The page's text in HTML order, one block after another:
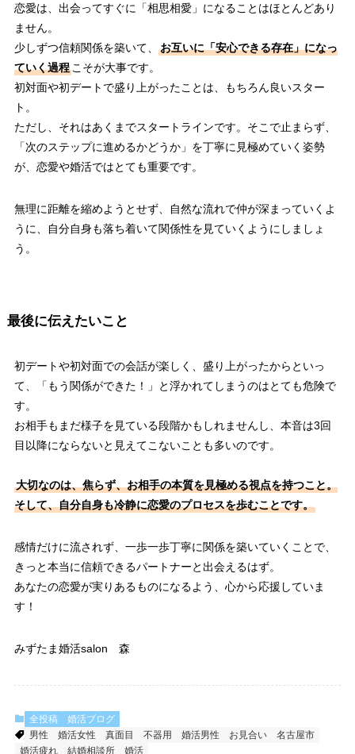
恋愛は、出会ってすぐに「相思相愛」になることはほとんどあり
ません。
少しずつ信頼関係を築いて、
お互いに「安心できる存在」になっ
ていく過程こそが大事です。
初対面や初デートで盛り上がったことは、もちろん良いスター
ト。
ただし、それはあくまでスタートラインです。そこで止まらず、
「次のステップに進めるかどうか」を丁寧に見極めていく姿勢
が、恋愛や婚活ではとても重要です。
無理に距離を縮めようとせず、自然な流れで仲が深まっていくよ
うに、自分自身も落ち着いて関係性を見ていくようにしましょ
う。
最後に伝えたいこと
初デートや初対面での会話が楽しく、盛り上がったからといっ
て、「もう関係ができた！」と浮かれてしまうのはとても危険で
す。
お相手もまだ様子を見ている段階かもしれませんし、本音は3回
目以降にならないと見えてこないことも多いのです。
大切なのは、焦らず、お相手の本質を見極める視点を持つこと。
そして、自分自身も冷静に恋愛のプロセスを歩むことです。
感情だけに流されず、一歩一歩丁寧に関係を築いていくことで、
きっと本当に信頼できるパートナーと出会えるはず。
あなたの恋愛が実りあるものになるよう、心から応援していま
す！
みずたま婚活salon 森
全投稿
婚活ブログ
男性
婚活女性 真面目 不器用 婚活男性 お見合い
名古屋市
婚活疲れ
結婚相談所 婚活